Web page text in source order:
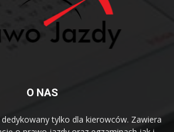
O NAS
tylko dla kierowców. Zawiera